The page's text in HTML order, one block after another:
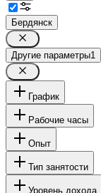
Бердянск
Другие параметры1
График
Рабочие часы
Опыт
Тип занятости
Уровень дохода